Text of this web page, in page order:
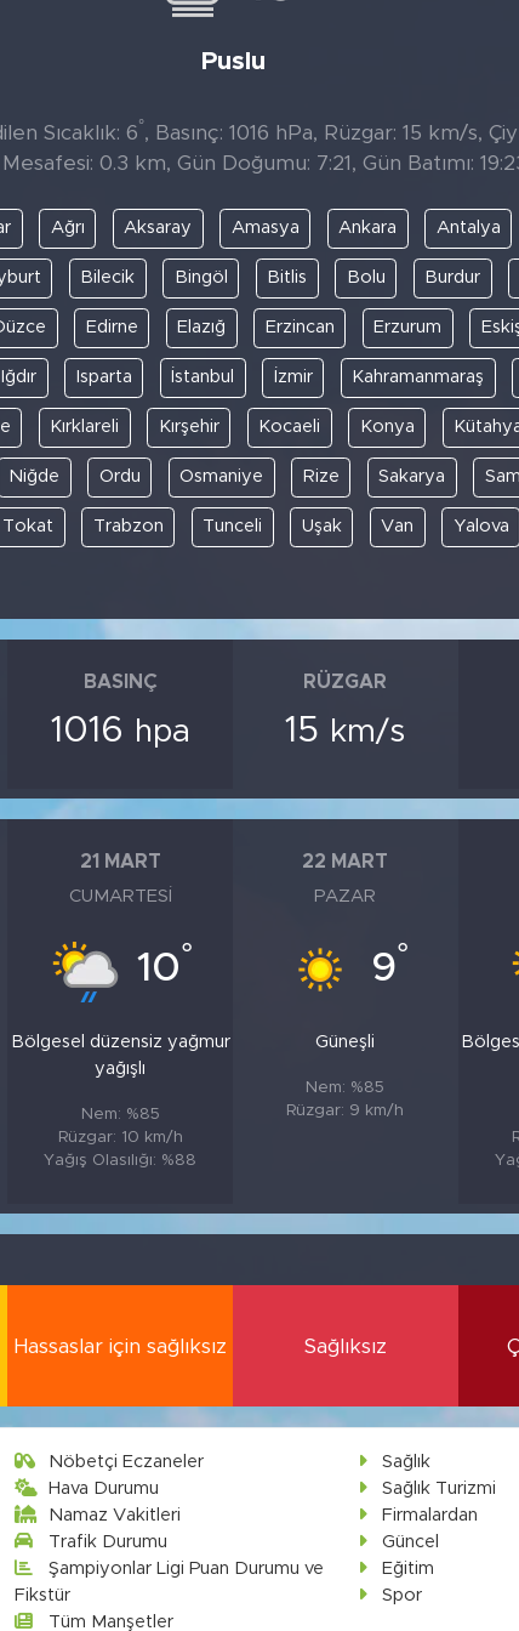
Puslu
Sıcaklık: 6°, Basınç: 1016 hPa, Rüzgar: 15 km/s,
0.3 km, Gün Doğumu: 7:21, Gün Batımı:
Ağrı Aksaray Amasya Ankara Antalya
Bilecik Bingöl Bitlis Bolu Burdur
Edirne Elazığ Erzincan Erzurum
Iğdır Isparta İstanbul İzmir Kahramanmaraş
Kırklareli Kırşehir Kocaeli Konya
Niğde Ordu Osmaniye Rize Sakarya
Tokat Trabzon Tunceli Uşak Van Yalova
BASINÇ
1016 hpa
RÜZGAR
15 km/s
21 MART
CUMARTESI
10°
Bölgesel düzensiz yağmur
yağışlı
Nem: %85
Rüzgar: 10 km/h
Yağış Olasılığı: %88
22 MART
PAZAR
9°
Güneşli
Nem: %85
Rüzgar: 9 km/h
Hassaslar için sağlıksız Sağlıksız
Nöbetçi Eczaneler
Hava Durumu
Namaz Vakitleri
Trafik Durumu
Şampiyonlar Ligi Puan Durumu ve
Fikstür
Tüm Manşetler
Sağlık
Sağlık Turizmi
Firmalardan
Güncel
Eğitim
Spor